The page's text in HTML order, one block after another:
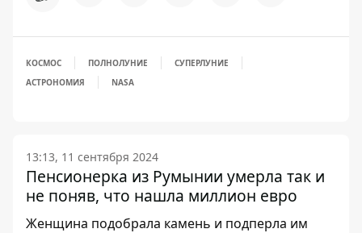
КОСМОС ПОЛНОЛУНИЕ
СУПЕРЛУНИЕ
АСТРОНОМИЯ
NASA
13:13, 11 сентября 2024
Пенсионерка из Румынии умерла так и
не поняв, что нашла миллион евро
Женщина подобрала камень и подперла им